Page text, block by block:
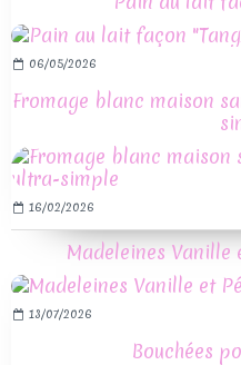
06/05/2026
Fromage blanc maison
16/02/2026
Madeleines Vanille
13/07/2026
Bouchées